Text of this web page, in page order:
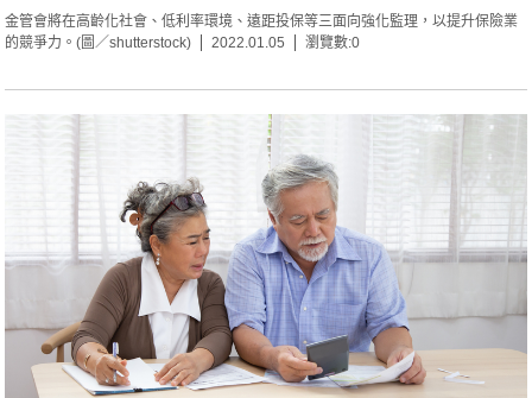
金管會將在高齡化社會、低利率環境、遠距投保等三面向強化監理，以提升保險業
的競爭力。(圖／shutterstock)
2022.01.05 瀏覽數:0